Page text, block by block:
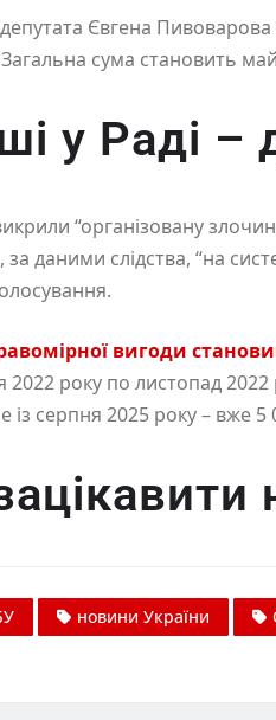
Євгена Пивоварова
сума становить
у Раді –
“організовану
даними слідства, “на
вигоди
року по листопад 2022
серпня 2025 року – вже 5
новини України